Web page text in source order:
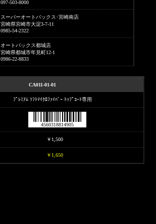
097-503-8000
スーパーオートバックス･宮崎南店
宮崎県宮崎市大淀3-7-11
0985-54-2322
オートバックス都城店
宮崎県都城市年見町12-1
0986-22-8833
CA011-01-01
ﾌﾟﾚﾐｱﾑ ｿﾌﾄﾏｲｸﾛﾌｧｲﾊﾞｰ ﾄｯﾌﾟｺｰﾄ専用
4560318814905
￥1,500
￥1,650